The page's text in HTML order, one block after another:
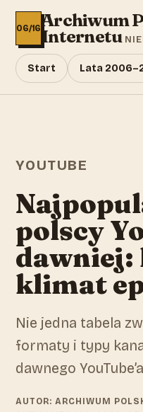
06/16Archiwum
Internetu
Start Lata
YOUTUBE
polscy
dawniej:
klimat
Nie jedna tabela
formaty i typy
dawnego
AUTOR: ARCHIWUM